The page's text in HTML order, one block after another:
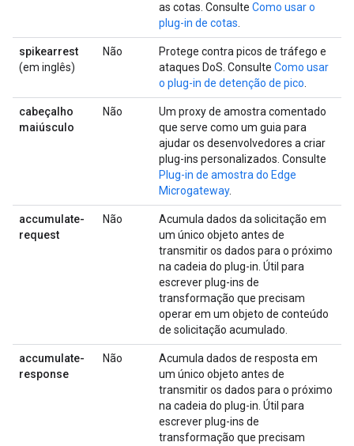
as cotas. Consulte Como usar o
plug-in de cotas
spikearrest
(em inglês)
Não
Protege contra picos de tráfego e
ataques DoS. Consulte Como usar
o plug-in de detenção de pico
cabeçalho
maiúsculo
Não
Um proxy de amostra comentado
que serve como um guia para
ajudar os desenvolvedores a criar
plug-ins personalizados. Consulte
Plug-in de amostra do Edge
Microgateway.
accumulate-
request
Não
Acumula dados da solicitação em
um único objeto antes de
transmitir os dados para o próximo
na cadeia do plug-in. Útil para
escrever plug-ins de
transformação que precisam
operar em um objeto de conteúdo
de solicitação acumulado.
accumulate-
response
Não
Acumula dados de resposta em
um único objeto antes de
transmitir os dados para o próximo
na cadeia do plug-in. Útil para
escrever plug-ins de
transformação que precisam